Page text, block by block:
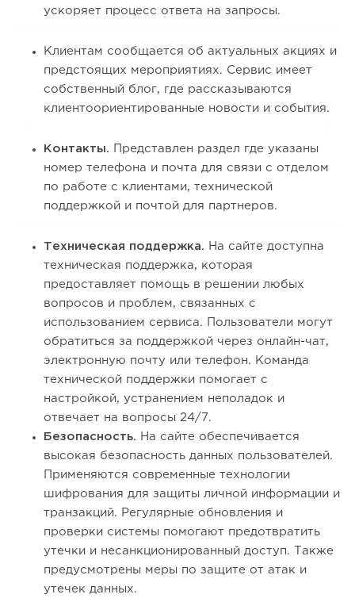
ускоряет процесс ответа на запросы.
Клиентам сообщается об актуальных акциях и
предстоящих мероприятиях. Сервис имеет
собственный блог, где рассказываются
клиентоориентированные новости и события.
Контакты.
Представлен раздел где указаны
номер телефона и почта для связи с отделом
по работе с клиентами, технической
поддержкой и почтой для партнеров.
Техническая поддержка. На сайте доступна
техническая поддержка, которая
предоставляет помощь в решении любых
вопросов и проблем, связанных с
использованием сервиса. Пользователи могут
обратиться за поддержкой через онлайн-чат,
электронную почту или телефон. Команда
технической поддержки помогает с
настройкой, устранением неполадок и
отвечает на вопросы 24/7.
Безопасность.
На сайте обеспечивается
высокая безопасность данных пользователей.
Применяются современные технологии
шифрования для защиты личной информации и
транзакций. Регулярные обновления и
проверки системы помогают предотвратить
утечки и несанкционированный доступ. Также
предусмотрены меры по защите от атак и
утечек данных.